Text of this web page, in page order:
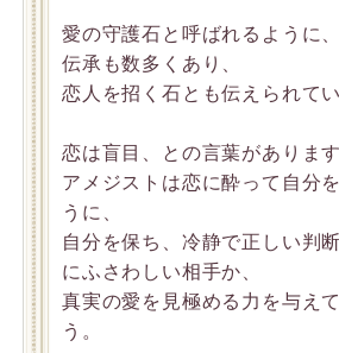
愛の守護石と呼ばれるように
伝承も数多くあり、
恋人を招く石とも伝えられてい
恋は盲目、との言葉があります
アメジストは恋に酔って自分
うに、
自分を保ち、冷静で正しい判
にふさわしい相手か、
真実の愛を見極める力を与え
う。